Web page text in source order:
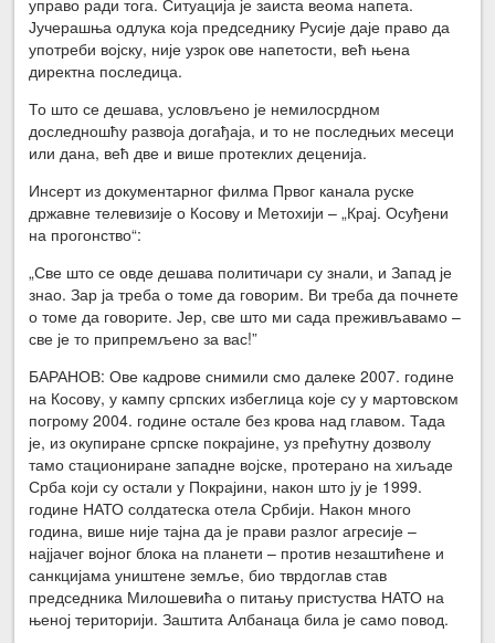
Јучерашња одлука која председнику Русије даје право да
употреби војску, није узрок ове напетости, већ њена
директна последица.
То што се дешава, условљено је немилосрдном
доследношћу развоја догађаја, и то не последњих месеци
или дана, већ две и више протеклих деценија.
Инсерт из документарног филма Првог канала руске
државне телевизије о Косову и Метохији – „Крај. Осуђени
на прогонство“:
„Све што се овде дешава политичари су знали, и Запад је
знао. Зар ја треба о томе да говорим. Ви треба да почнете
о томе да говорите. Јер, све што ми сада преживљавамо –
све је то припремљено за вас!”
БАРАНОВ: Ове кадрове снимили смо далеке 2007. године
на Косову, у кампу српских избеглица које су у мартовском
погрому 2004. године остале без крова над главом. Тада
је, из окупиране српске покрајине, уз прећутну дозволу
тамо стациониране западне војске, протерано на хиљаде
Срба који су остали у Покрајини, након што ју је 1999.
године НАТО солдатеска отела Србији. Након много
година, више није тајна да је прави разлог агресије –
најјачег војног блока на планети – против незаштићене и
санкцијама уништене земље, био тврдоглав став
председника Милошевића о питању пристуства НАТО на
њеној територији. Заштита Албанаца била је само повод.